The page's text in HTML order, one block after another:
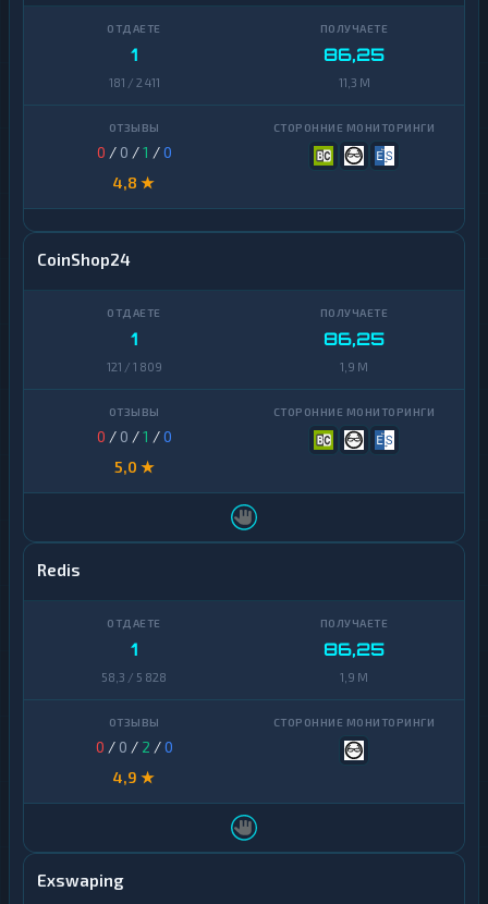
1
181 / 2 411
86,25
11,3 M
0 / 0 /1 /0
4,8 ★
CoinShop24
1
121 / 1 809
86,25
1,9 M
0 / 0 /1 /0
5,0 ★
Redis
1
58,3 / 5 828
86,25
1,9 M
0 / 0 / 2 /0
4,9 ★
Exswaping